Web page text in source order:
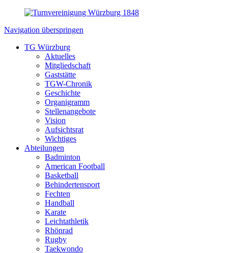
Navigation überspringen
TG Würzburg
Aktuelles
Mitgliedschaft
Gaststätte
TGW-Chronik
Geschichte
Organigramm
Stellenangebote
Vision
Aufsichtsrat
Wichtiges
Abteilungen
Badminton
American Football
Basketball
Behindertensport
Fechten
Handball
Karate
Leichtathletik
Rhönrad
Rugby
Taekwondo